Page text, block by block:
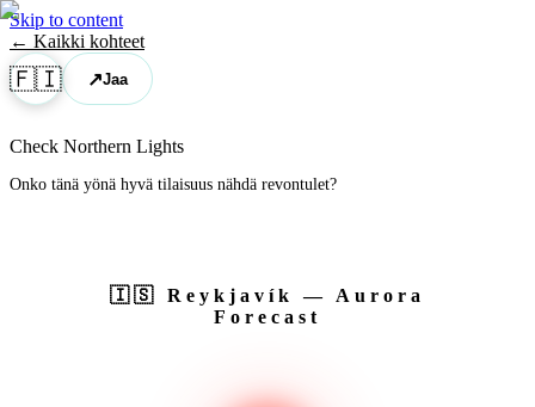
Skip to content
← Kaikki kohteet
🇫🇮 ↗Jaa
Check Northern Lights
Onko tänä yönä hyvä tilaisuus nähdä revontulet?
🇮🇸 Reykjavík
— Aurora
Forecast